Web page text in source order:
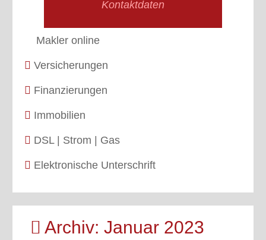
Kontaktdaten
Makler online
Versicherungen
Finanzierungen
Immobilien
DSL | Strom | Gas
Elektronische Unterschrift
Archiv: Januar 2023